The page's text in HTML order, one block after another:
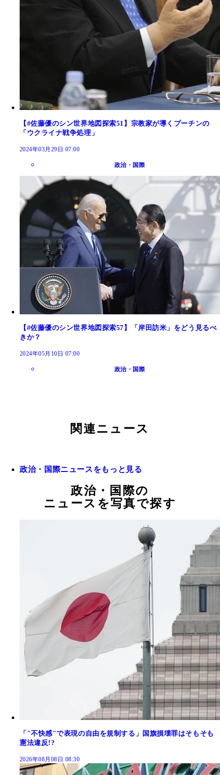
【#佐藤優のシン世界地図探索51】宗教家が導くプーチンの
「ウクライナ戦争処理」
2024年03月29日 07:00
政治・国際
【#佐藤優のシン世界地図探索57】「岸田訪米」をどう見るべ
きか？
2024年05月10日 07:00
政治・国際
関連ニュース
政治・国際ニュースをもっと見る
政治・国際の
ニュースを写真で探す
「"不快感"で表現の自由を規制する」国旗損壊罪はそもそも
憲法違反!?
2026年08月08日 08:30